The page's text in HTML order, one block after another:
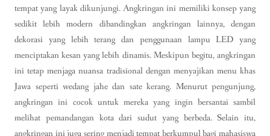
tempat yang layak dikunjungi. Angkringan ini memiliki konsep yang
sedikit lebih modern dibandingkan angkringan lainnya, dengan
dekorasi yang lebih terang dan penggunaan lampu LED yang
menciptakan kesan yang lebih dinamis. Meskipun begitu, angkringan
ini tetap menjaga nuansa tradisional dengan menyajikan menu khas
Jawa seperti wedang jahe dan sate kerang. Menurut pengunjung,
angkringan ini cocok untuk mereka yang ingin bersantai sambil
melihat pemandangan kota dari sudut yang berbeda. Selain itu,